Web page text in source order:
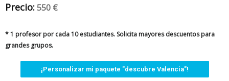
Precio:550 €
* 1 profesor por cada 10 estudiantes. Solicita mayores descuentos para
grandes grupos.
¡Personalizar mi paquete "descubre Valencia"!